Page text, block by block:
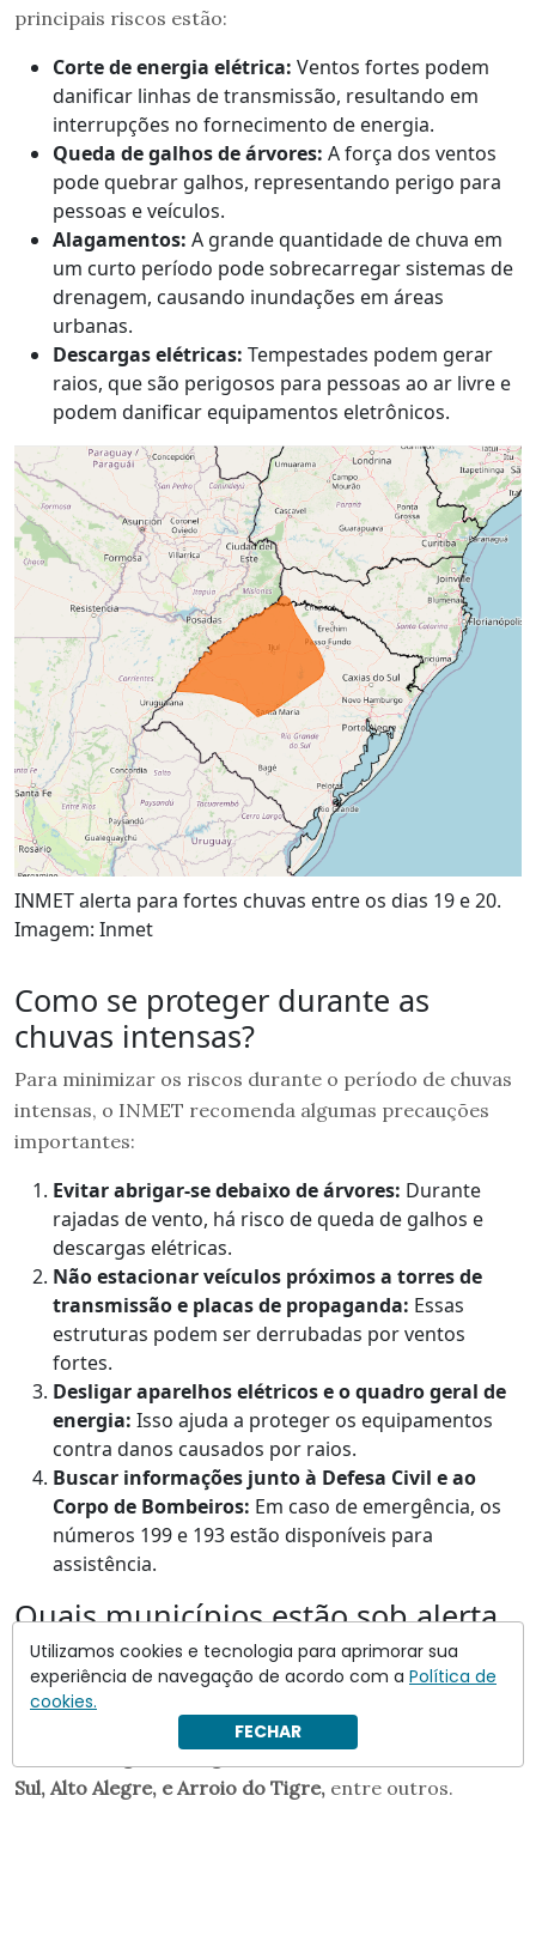
principais riscos estão:
Corte de energia elétrica: Ventos fortes podem
danificar linhas de transmissão, resultando em
interrupções no fornecimento de energia.
Queda de galhos de árvores: A força dos ventos
pode quebrar galhos, representando perigo para
pessoas e veículos.
Alagamentos: A grande quantidade de chuva em
um curto período pode sobrecarregar sistemas de
drenagem, causando inundações em áreas
urbanas.
Descargas elétricas: Tempestades podem gerar
raios, que são perigosos para pessoas ao ar livre e
podem danificar equipamentos eletrônicos.
INMET alerta para fortes chuvas entre os dias 19 e 20.
Imagem: Inmet
Como se proteger durante as
chuvas intensas?
Para minimizar os riscos durante o período de chuvas
intensas, o INMET recomenda algumas precauções
importantes:
Evitar abrigar-se debaixo de árvores: Durante
rajadas de vento, há risco de queda de galhos e
descargas elétricas.
Não estacionar veículos próximos a torres de
transmissão e placas de propaganda: Essas
estruturas podem ser derrubadas por ventos
fortes.
Desligar aparelhos elétricos e o quadro geral de
energia: Isso ajuda a proteger os equipamentos
contra danos causados por raios.
Buscar informações junto à Defesa Civil e ao
Corpo de Bombeiros: Em caso de emergência, os
números 199 e 193 estão disponíveis para
assistência.
Quais municípios estão sob alerta
do Inmet?
O alerta de chuvas intensas
Rio Grande do Sul , incluindo
Alecrim, Alegrete, Alegria, Almirante Tamandaré do
Sul, Alto Alegre, e Arroio do Tigre, entre outros.
Utilizamos cookies e tecnologia para aprimorar sua
experiência de navegação de acordo com a Política de
cookies.
FECHAR